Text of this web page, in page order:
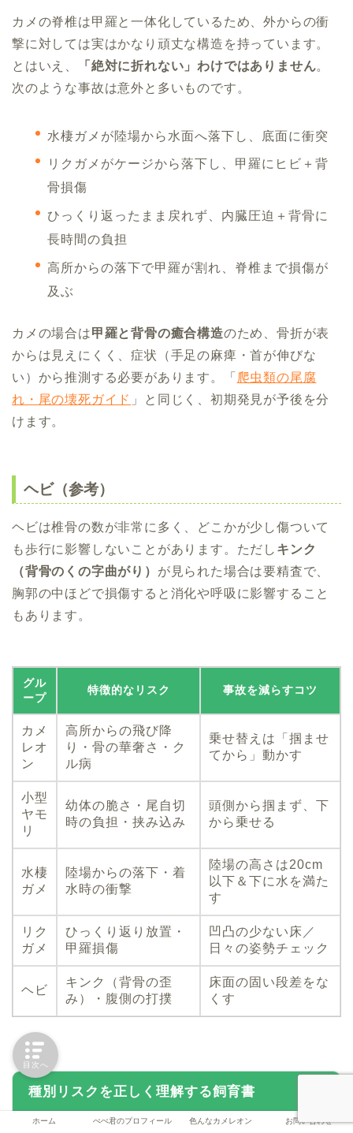
カメの脊椎は甲羅と一体化しているため、外からの衝
撃に対しては実はかなり頑丈な構造を持っています。
とはいえ、
「絶対に折れない」わけではありません。
次のような事故は意外と多いものです。
水棲ガメが陸場から水面へ落下し、底面に衝突
リクガメがケージから落下し、甲羅にヒビ＋背
骨損傷
ひっくり返ったまま戻れず、内臓圧迫＋背骨に
長時間の負担
高所からの落下で甲羅が割れ、脊椎まで損傷が
及ぶ
カメの場合は甲羅と背骨の癒合構造のため、骨折が表
からは見えにくく、症状（手足の麻痺・首が伸びな
い）から推測する必要があります。「 爬虫類の尾腐
れ・尾の壊死ガイド 」と同じく、初期発見が予後を分
けます。
ヘビ（参考）
ヘビは椎骨の数が非常に多く、どこかが少し傷ついて
も歩行に影響しないことがあります。ただし キンク
（背骨のくの字曲がり） が見られた場合は要精査で、
胸郭の中ほどで損傷すると消化や呼吸に影響すること
もあります。
グル
ープ
特徴的なリスク 事故を減らすコツ
カメ
レオ
ン
高所からの飛び降
り・骨の華奢さ・ク
ル病
乗せ替えは「掴ませ
てから」動かす
小型
ヤモ
リ
幼体の脆さ・尾自切
時の負担・挟み込み
頭側から掴まず、下
から乗せる
水棲
ガメ
陸場からの落下・着
水時の衝撃
陸場の高さは20cm
以下＆下に水を満た
す
リク
ガメ
ひっくり返り放置・
甲羅損傷
凹凸の少ない床／
日々の姿勢チェック
ヘビ
キンク（背骨の歪
み）・腹側の打撲
床面の固い段差をな
くす
種別リスクを正しく理解する飼育書
ホーム ぺぺ君のプロフィール 色んなカメレオン お問い合わせ
目次へ